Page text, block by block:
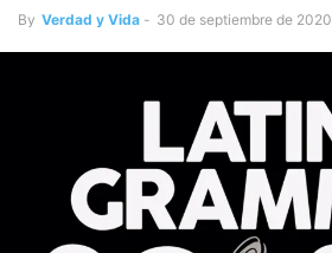
By Verdad y Vida - 30 de septiembre de 2020